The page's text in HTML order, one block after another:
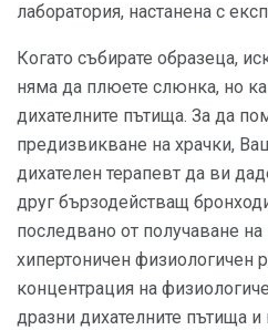
лаборатория, настанена с
Когато събирате образеца,
няма да плюете слюнка, но
дихателните пътища. За да
предизвикване на храчки,
дихателен терапевт да ви
друг бързодействащ
последвано от получаване на
хипертоничен физиологичен
концентрация на
дразни дихателните пътища